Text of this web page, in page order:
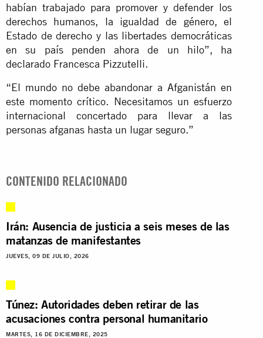
habían trabajado para promover y defender los
derechos humanos, la igualdad de género, el
Estado de derecho y las libertades democráticas
en su país penden ahora de un hilo”, ha
declarado Francesca Pizzutelli.
“El mundo no debe abandonar a Afganistán en
este momento crítico. Necesitamos un esfuerzo
internacional concertado para llevar a las
personas afganas hasta un lugar seguro.”
CONTENIDO RELACIONADO
Irán: Ausencia de justicia a seis meses de las
matanzas de manifestantes
JUEVES, 09 DE JULIO, 2026
Túnez: Autoridades deben retirar de las
acusaciones contra personal humanitario
MARTES, 16 DE DICIEMBRE, 2025